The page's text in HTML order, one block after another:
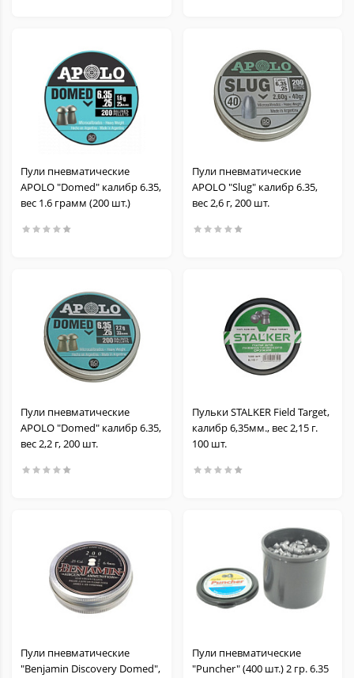
Пули пневматические
APOLO "Domed" калибр 6.35,
вес 1.6 грамм (200 шт.)
Пули пневматические
APOLO "Slug" калибр 6.35,
вес 2,6 г, 200 шт.
Пули пневматические
APOLO "Domed" калибр 6.35,
вес 2,2 г, 200 шт.
Пульки STALKER Field Target,
калибр 6,35мм., вес 2,15 г.
100 шт.
Пули пневматические
"Benjamin Discovery Domed",
Пули пневматические
"Puncher" (400 шт.) 2 гр. 6.35